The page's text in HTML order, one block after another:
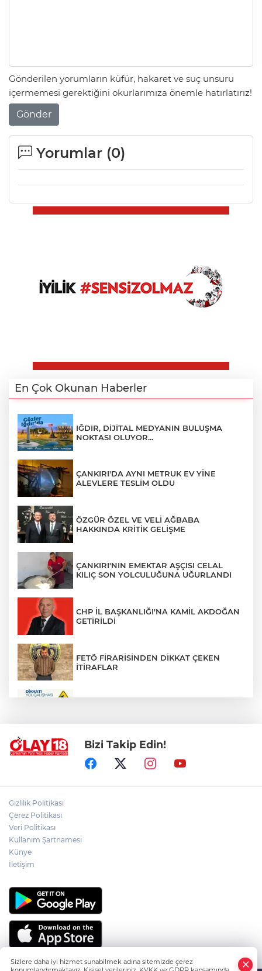
Gönderilen yorumların küfür, hakaret ve suç unsuru
içermemesi gerektiğini okurlarımıza önemle hatırlatırız!
Gönder
Yorumlar (0)
En Çok Okunan Haberler
IĞDIR, DİJİTAL MEDYANIN BULUŞMA
NOKTASI OLUYOR...
ÇANKIRI'DA AYNI METRUK EV YİNE
ALEVLERE TESLİM OLDU
ÖZGÜR ÖZEL VE VELİ AĞBABA
HAKKINDA KRİTİK GELİŞME
ÇANKIRI'NIN EMEKTAR AŞÇISI CELAL
KILIÇ SON YOLCULUĞUNA UĞURLANDI
CHP İL BAŞKANLIĞI'NA KAMİL AKDOĞAN
GETİRİLDİ
FETÖ FİRARİSİNDEN DİKKAT ÇEKEN
İTİRAFLAR
PKK'NIN SİLAH BIRAKMA SÜRECİNDE
YENİ DÖNEM
ÇANKIRILI ECZACI SABRİ ATAMANALP
Bizi Takip Edin!
Gizlilik Politikası
Çerez Politikası
Veri Politikası
Kullanım Şartnamesi
Künye
İletişim
Sizlere daha iyi hizmet sunabilmek adına sitemizde çerez